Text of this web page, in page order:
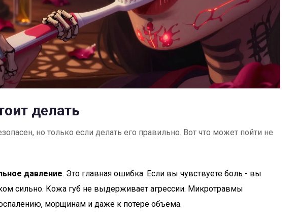
делать
но только если делать его правильно. Вот что может пойти не
давление. Это главная ошибка. Если вы чувствуете боль - вы
сильно. Кожа губ не выдерживает агрессии. Микротравмы
морщинам и даже к потере объема.